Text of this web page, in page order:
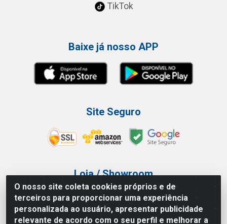
O nosso site coleta cookies próprios e de
terceiros para proporcionar uma experiência
personalizada ao usuário, apresentar publicidade
relevante de acordo com o seu perfil e melhorar a
TikTok
Baixe já nosso APP
Site Seguro
Loja / Showroom
Tel.: (11) 3227-0546
Av Vautier, 587/597 - Pari - São Paulo/SP